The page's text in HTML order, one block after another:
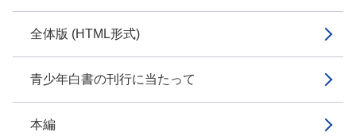
全体版 (HTML形式)
青少年白書の刊行に当たって
本編